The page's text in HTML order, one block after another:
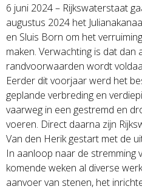
6 juni 2024 – Rijkswaterstaat
augustus 2024 het
en Sluis Born om het
maken. Verwachting is dat dan
randvoorwaarden wordt
Eerder dit voorjaar werd het
geplande verbreding en
vaarweg in een gestremd en
voeren. Direct daarna zijn
Van den Herik gestart met de
In aanloop naar de stremming
komende weken al diverse
aanvoer van stenen, het